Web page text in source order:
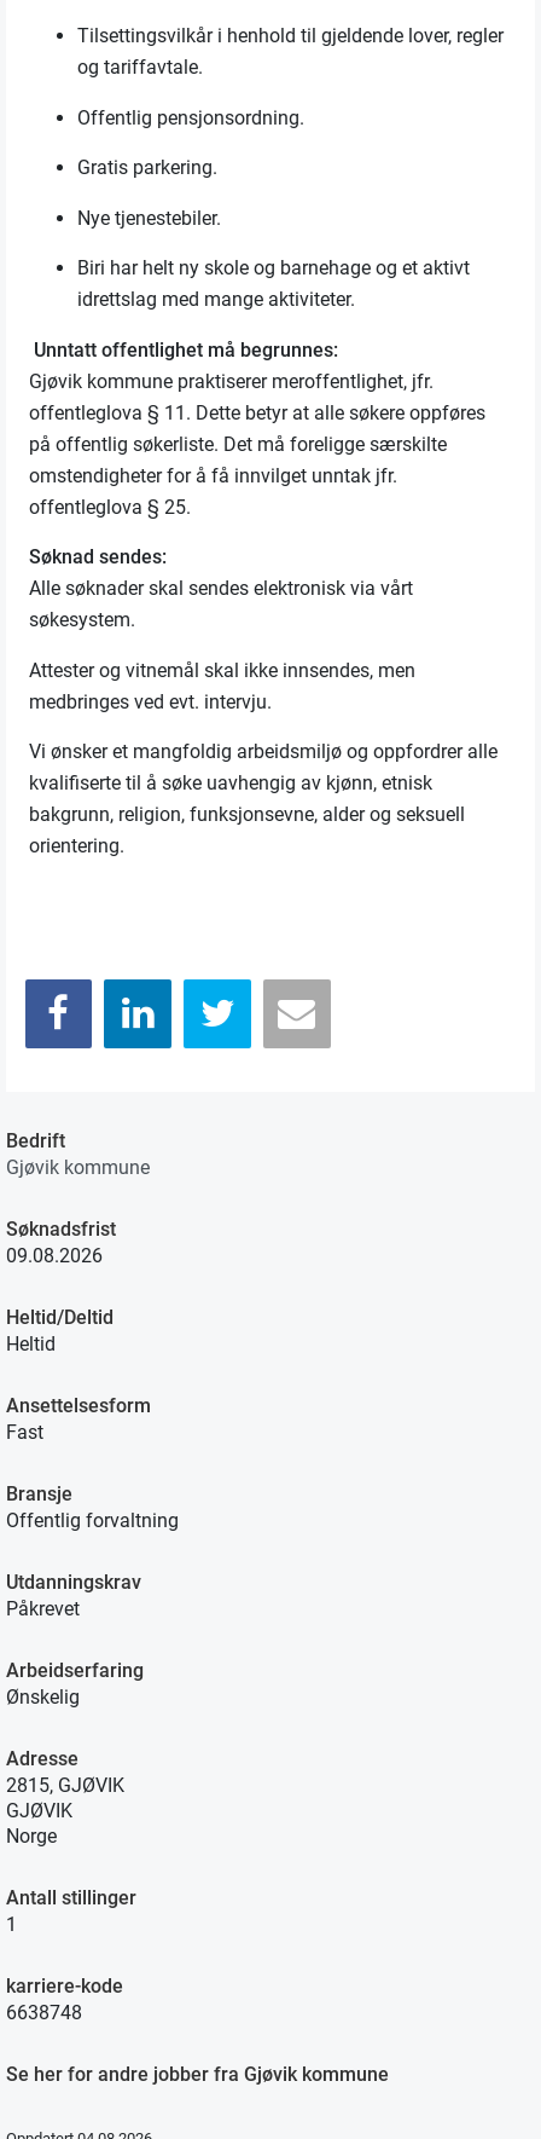
Tilsettingsvilkår i henhold til gjeldende lover, regler
og tariffavtale.
Offentlig pensjonsordning.
Gratis parkering.
Nye tjenestebiler.
Biri har helt ny skole og barnehage og et aktivt
idrettslag med mange aktiviteter.
Unntatt offentlighet må begrunnes:
Gjøvik kommune praktiserer meroffentlighet, jfr.
offentleglova § 11. Dette betyr at alle søkere oppføres
på offentlig søkerliste. Det må foreligge særskilte
omstendigheter for å få innvilget unntak jfr.
offentleglova § 25.
Søknad sendes:
Alle søknader skal sendes elektronisk via vårt
søkesystem.
Attester og vitnemål skal ikke innsendes, men
medbringes ved evt. intervju.
Vi ønsker et mangfoldig arbeidsmiljø og oppfordrer alle
kvalifiserte til å søke uavhengig av kjønn, etnisk
bakgrunn, religion, funksjonsevne, alder og seksuell
orientering.
Bedrift
Gjøvik kommune
Søknadsfrist
09.08.2026
Heltid/Deltid
Heltid
Ansettelsesform
Fast
Bransje
Offentlig forvaltning
Utdanningskrav
Påkrevet
Arbeidserfaring
Ønskelig
Adresse
2815, GJØVIK
GJØVIK
Norge
Antall stillinger
1
karriere-kode
6638748
Se her for andre jobber fra Gjøvik kommune